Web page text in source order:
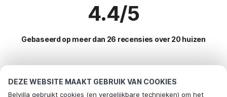
DEZE WEBSITE MAAKT GEBRUIK VAN COOKIES
Belvilla gebruikt cookies (en vergelijkbare technieken) om het
4.4/5
Gebaseerd op meer dan 26 recensies over 20 huizen
Meest populaire bestemmingen voor
vakantie